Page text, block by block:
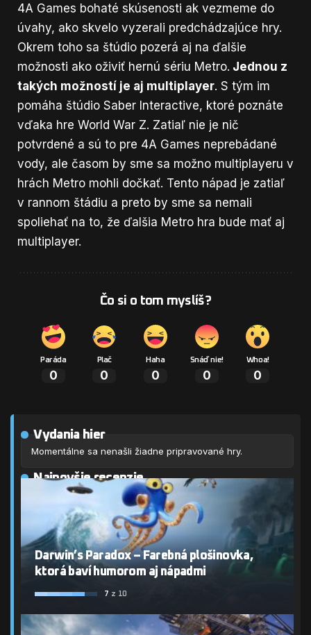
4A Games bohaté skúsenosti ak vezmeme do
úvahy, ako skvelo vyzerali predchádzajúce hry.
Okrem toho sa štúdio pozerá aj na ďalšie
možnosti ako oživiť hernú sériu Metro. Jednou z
takých možností je aj multiplayer. S tým im
pomáha štúdio Saber Interactive, ktoré poznáte
vďaka hre World War Z. Zatiaľ nie je nič
potvrdené a sú to pre 4A Games neprebádané
vody, ale časom by sme sa možno multiplayeru v
hrách Metro mohli dočkať. Tento nápad je zatiaľ
v rannom štádiu a preto by sme sa nemali
spoliehať na to, že ďalšia Metro hra bude mať aj
multiplayer.
Čo si o tom myslíš?
Paráda
0
Plač
0
Haha
0
Snáď nie!
0
Whoa!
0
Vydania hier
Momentálne sa nenašli žiadne pripravované hry.
Najnovšie recenzie
Darwin’s Paradox – Farebná plošinovka,
ktorá baví humorom aj nápadmi
7 z 10